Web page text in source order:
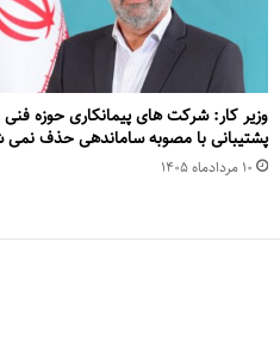
وزیر کار: شرکت های پیمانکاری حوزه فنی
پشتیبانی با مصوبه ساماندهی حذف نمی
۱۰ مرداد‌ماه ۱۴۰۵